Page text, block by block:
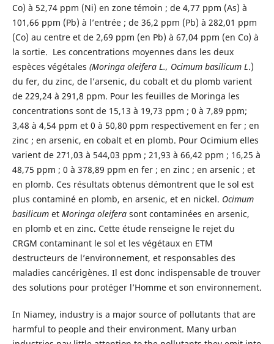
Co) à 52,74 ppm (Ni) en zone témoin ; de 4,77 ppm (As) à
101,66 ppm (Pb) à l’entrée ; de 36,2 ppm (Pb) à 282,01 ppm
(Co) au centre et de 2,69 ppm (en Pb) à 67,04 ppm (en Co) à
la sortie. Les concentrations moyennes dans les deux
espèces végétales (Moringa oleifera L., Ocimum basilicum L.)
du fer, du zinc, de l’arsenic, du cobalt et du plomb varient
de 229,24 à 291,8 ppm. Pour les feuilles de Moringa les
concentrations sont de 15,13 à 19,73 ppm ; 0 à 7,89 ppm;
3,48 à 4,54 ppm et 0 à 50,80 ppm respectivement en fer ; en
zinc ; en arsenic, en cobalt et en plomb. Pour Ocimium elles
varient de 271,03 à 544,03 ppm ; 21,93 à 66,42 ppm ; 16,25 à
48,75 ppm ; 0 à 378,89 ppm en fer ; en zinc ; en arsenic ; et
en plomb. Ces résultats obtenus démontrent que le sol est
plus contaminé en plomb, en arsenic, et en nickel. Ocimum
basilicumet Moringa oleifera sont contaminées en arsenic,
en plomb et en zinc. Cette étude renseigne le rejet du
CRGM contaminant le sol et les végétaux en ETM
destructeurs de l’environnement, et responsables des
maladies cancérigènes. Il est donc indispensable de trouver
des solutions pour protéger l’Homme et son environnement.
In Niamey, industry is a major source of pollutants that are
harmful to people and their environment. Many urban